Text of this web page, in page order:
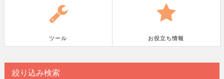
ツール お役立ち情報
絞り込み検索